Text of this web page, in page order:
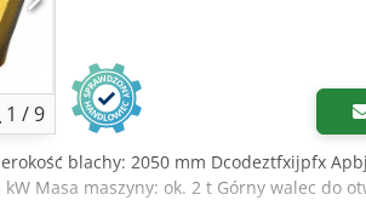
1 /9
blachy: 2050 mm Dcodeztfxijpfx
Masa maszyny: ok. 2 t Górny walec do